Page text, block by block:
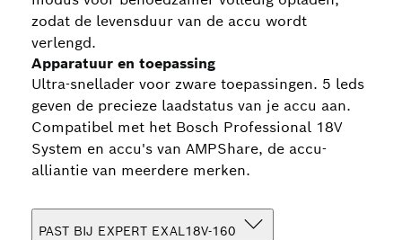
zodat de levensduur van de accu wordt
verlengd.
Apparatuur en toepassing
Ultra-snellader voor zware toepassingen. 5 leds
geven de precieze laadstatus van je accu aan.
Compatibel met het Bosch Professional 18V
System en accu's van AMPShare, de accu-
alliantie van meerdere merken.
PAST BIJ EXPERT EXAL18V-160